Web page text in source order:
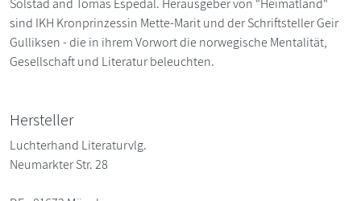
Solstad and Tomas Espedal. Herausgeber von "Heimatland"
sind IKH Kronprinzessin Mette-Marit und der Schriftsteller Geir
Gulliksen - die in ihrem Vorwort die norwegische Mentalität,
Gesellschaft und Literatur beleuchten.
Hersteller
Luchterhand Literaturvlg.
Neumarkter Str. 28